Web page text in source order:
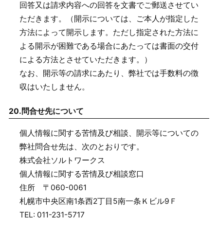
回答又は請求内容への回答を文書でご郵送させてい
ただきます。（開示については、ご本人が指定した
方法によって開示します。ただし指定された方法に
よる開示が困難である場合にあたっては書面の交付
による方法とさせていただきます。）
なお、開示等の請求にあたり、弊社では手数料の徴
収はいたしません。
20.問合せ先について
個人情報に関する苦情及び相談、開示等についての
弊社問合せ先は、次のとおりです。
株式会社ソルトワークス
個人情報に関する苦情及び相談窓口
住所 〒060-0061
札幌市中央区南1条西2丁目5南一条Ｋビル9Ｆ
TEL: 011-231-5717